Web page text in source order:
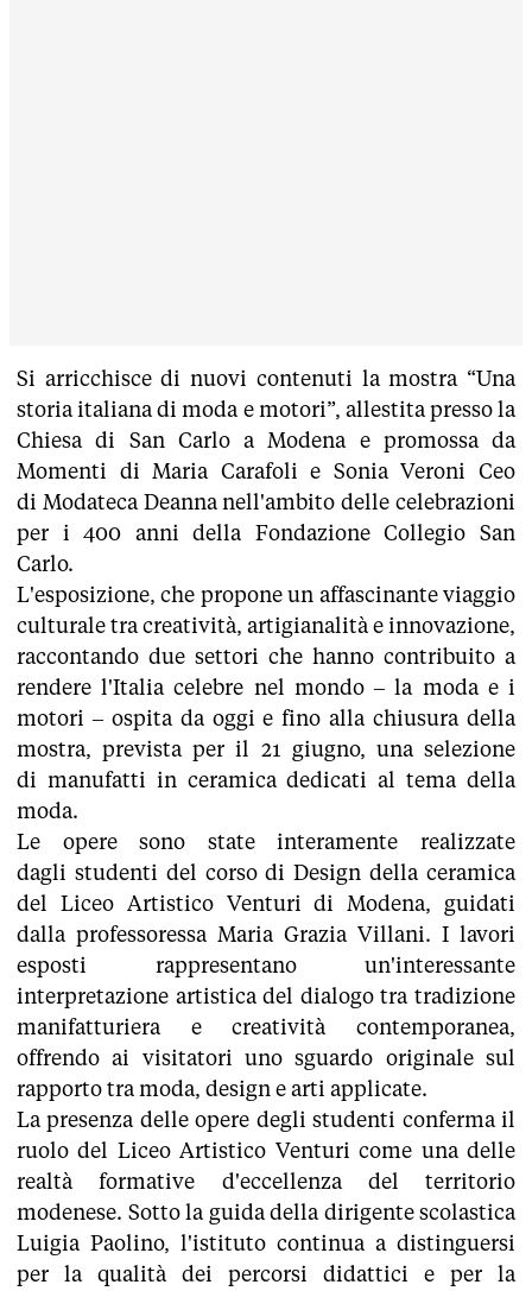
Si arricchisce di nuovi contenuti la mostra “Una
storia italiana di moda e motori”, allestita presso la
Chiesa di San Carlo a Modena e promossa da
Momenti di Maria Carafoli e Sonia Veroni Ceo
di Modateca Deanna nell'ambito delle celebrazioni
per i 400 anni della Fondazione Collegio San
Carlo.
L'esposizione, che propone un affascinante viaggio
culturale tra creatività, artigianalità e innovazione,
raccontando due settori che hanno contribuito a
rendere l'Italia celebre nel mondo – la moda e i
motori – ospita da oggi e fino alla chiusura della
mostra, prevista per il 21 giugno, una selezione
di manufatti in ceramica dedicati al tema della
moda.
Le opere sono state interamente realizzate
dagli studenti del corso di Design della ceramica
del Liceo Artistico Venturi di Modena, guidati
dalla professoressa Maria Grazia Villani. I lavori
esposti rappresentano un'interessante
interpretazione artistica del dialogo tra tradizione
manifatturiera e creatività contemporanea,
offrendo ai visitatori uno sguardo originale sul
rapporto tra moda, design e arti applicate.
La presenza delle opere degli studenti conferma il
ruolo del Liceo Artistico Venturi come una delle
realtà formative d'eccellenza del territorio
modenese. Sotto la guida della dirigente scolastica
Luigia Paolino, l'istituto continua a distinguersi
per la qualità dei percorsi didattici e per la